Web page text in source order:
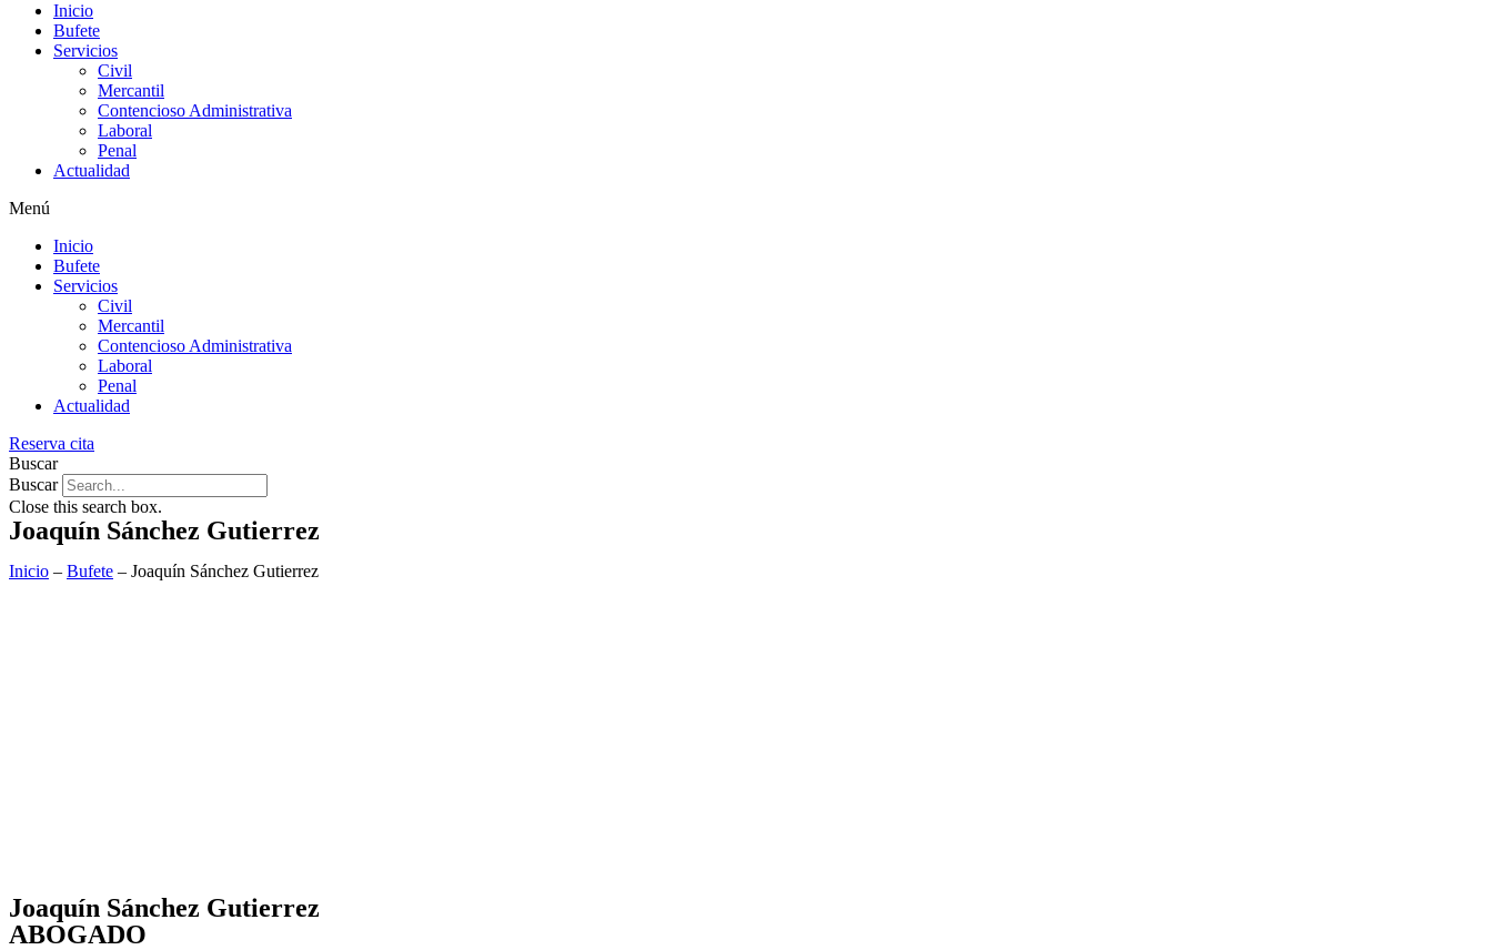
Inicio
Bufete
Servicios
Civil
Mercantil
Contencioso Administrativa
Laboral
Penal
Actualidad
Menú
Inicio
Bufete
Servicios
Civil
Mercantil
Contencioso Administrativa
Laboral
Penal
Actualidad
Reserva cita
Buscar
Buscar
Close this search box.
Joaquín Sánchez Gutierrez
Inicio – Bufete – Joaquín Sánchez Gutierrez
Joaquín Sánchez Gutierrez
ABOGADO